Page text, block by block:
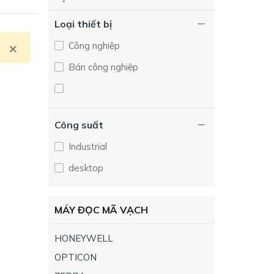
× Close
Loại thiết bị
Công nghiệp
Bán công nghiệp
Công suất
Industrial
desktop
MÁY ĐỌC MÃ VẠCH
HONEYWELL
OPTICON